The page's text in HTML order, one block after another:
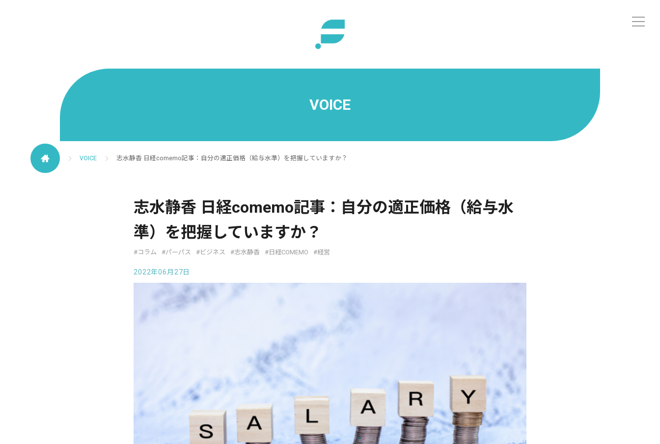
VOICE
VOICE 志水静香 日経comemo記事：自分の適正価格（給与水準）を把握していますか？
志水静香 日経comemo記事：自分の適正価格（給与水
準）を把握していますか？
#コラム #パーパス #ビジネス #志水静香 #日経COMEMO #経営
2022年06月27日